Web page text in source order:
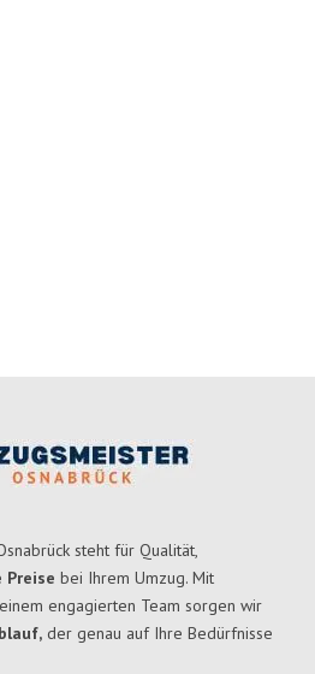
steht für Qualität,
bei Ihrem Umzug. Mit
engagierten Team sorgen wir
der genau auf Ihre Bedürfnisse